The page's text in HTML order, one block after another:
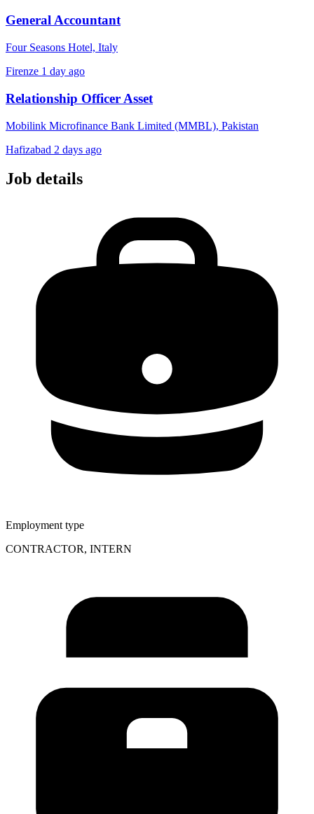
General Accountant
Four Seasons Hotel, Italy
Firenze 1 day ago
Relationship Officer Asset
Mobilink Microfinance Bank Limited (MMBL), Pakistan
Hafizabad 2 days ago
Job details
Employment type
CONTRACTOR, INTERN